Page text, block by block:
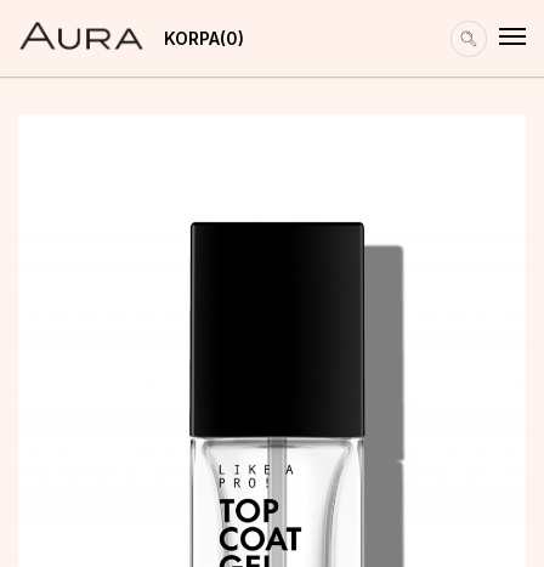
KORPA 0